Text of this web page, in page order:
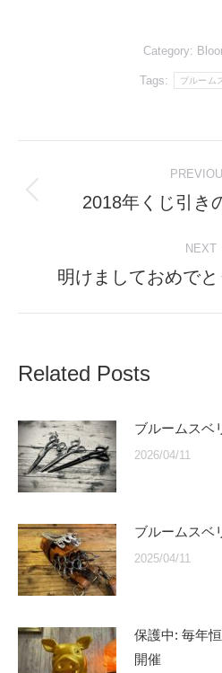
Category:
Tags: ブルーム
navigation
2018年くじ引き
NEXT
明けましておめでと
Related Posts
ブルームスベ
2026/04/11
ブルームスベ
2025/04/11
保護中: 毎年
開催